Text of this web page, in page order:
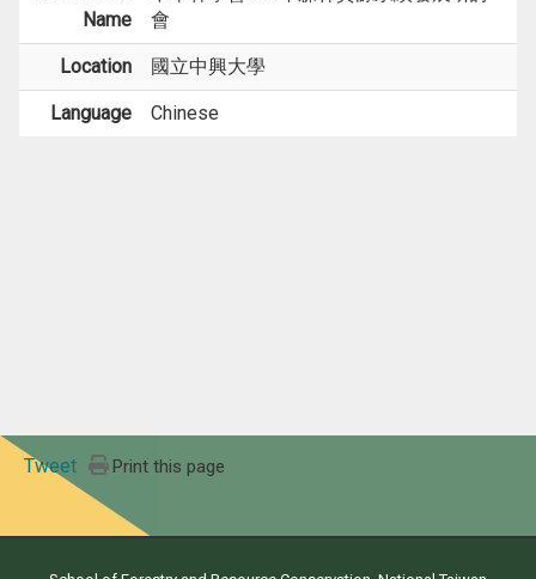
Name
會
Location 國立中興大學
Language Chinese
Tweet Print this page